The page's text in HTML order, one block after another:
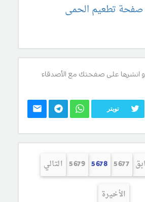
صفحة تطعيم الحمى
و انشرها على صفحتك مع الأصدقاء
تويتر
5677
5678
5679 التالي
الأخيرة